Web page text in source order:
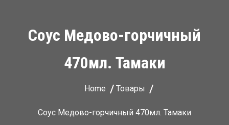
Соус Медово-горчичный
470мл. Тамаки
Home Товары
Соус Медово-горчичный 470мл. Тамаки